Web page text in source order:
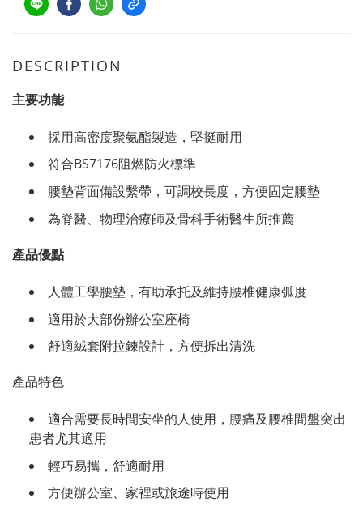
DESCRIPTION
主要功能
採用高密度聚氨酯製造，堅挺耐用
符合BS7176阻燃防火標準
腰墊背面備設繫帶，可調校長度，方便固定腰墊
為脊醫、物理治療師及骨科手術醫生所推薦
產品優點
人體工學腰墊，有助承托及維持腰椎健康弧度
適用於大部份辦公室座椅
舒適絨套附拉鍊設計，方便拆出清洗
產品特色
適合需要長時間安坐的人使用，腰痛及腰椎間盤突出
患者尤其適用
輕巧易攜，舒適耐用
方便辦公室、家裡或旅途時使用